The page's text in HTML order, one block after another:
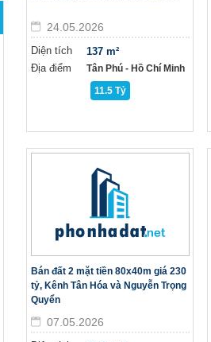
24.05.2026
Diện tích
Địa điểm
137 m²
Tân Phú - Hồ Chí Minh
11.5 Tỷ
Bán đất 2 mặt tiền 80x40m giá 230
tỷ, Kênh Tân Hóa và Nguyễn Trọng
Quyển
07.05.2026